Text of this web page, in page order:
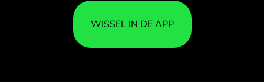
WISSEL IN DE APP